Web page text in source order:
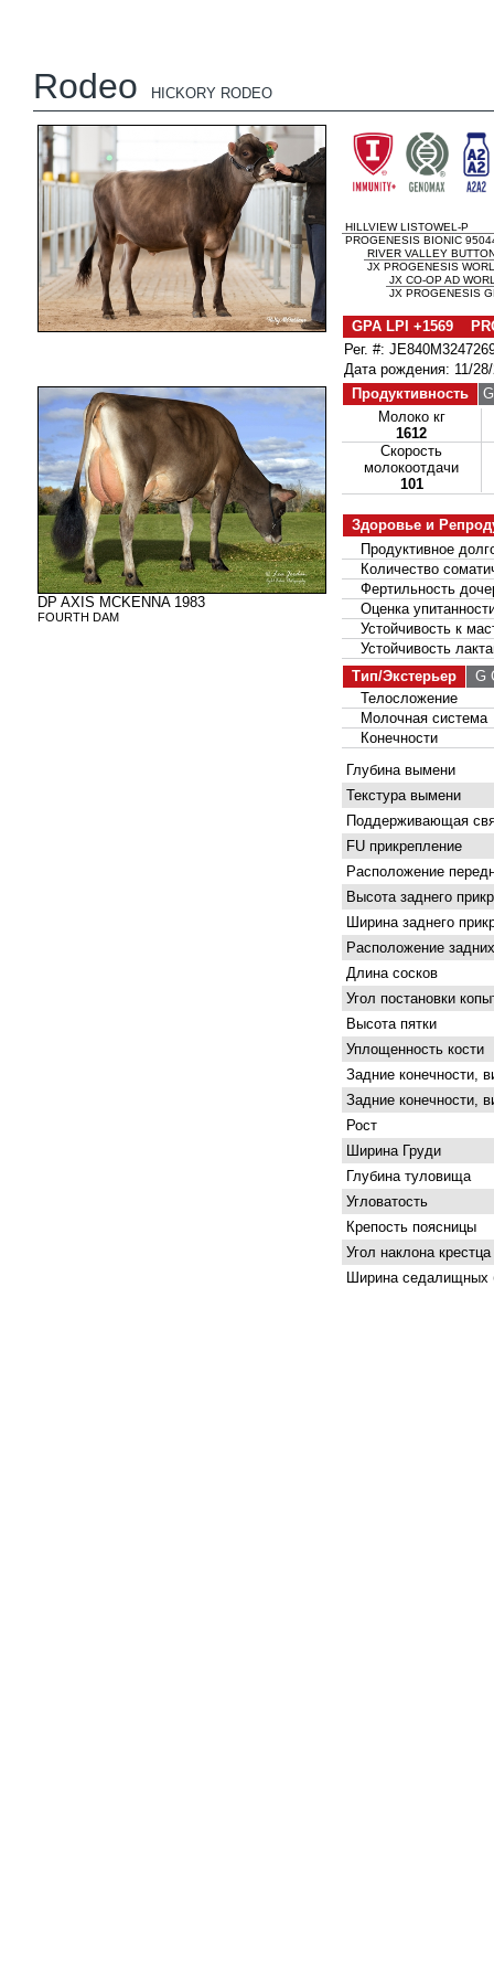
Rodeo HICKORY RODEO
DP AXIS MCKENNA 1983
FOURTH DAM
HILLVIEW LISTOWEL-P
PROGENESIS BIONIC
RIVER VALLEY
JX PROGENESIS
JX CO-OP AD
JX PROGENESIS
GPA LPI +1569
Рег. #:
Дата рождения: 11/
Продуктивность
Молоко кг
1612
Скорость
молокоотдачи
101
Здоровье и
Продуктивное
Количество
Фертильность
Оценка
Устойчивость к
Устойчивость
Тип/Экстерьер
G
Телосложение
Молочная система
Конечности
Глубина вымени
Текстура вымени
Поддерживающая
FU прикрепление
Расположение
Высота заднего
Ширина заднего
Расположение
Длина сосков
Угол постановки
Высота пятки
Уплощенность кости
Задние конечности,
Задние конечности,
Рост
Ширина Груди
Глубина туловища
Угловатость
Крепость поясницы
Угол наклона крестца
Ширина седалищных